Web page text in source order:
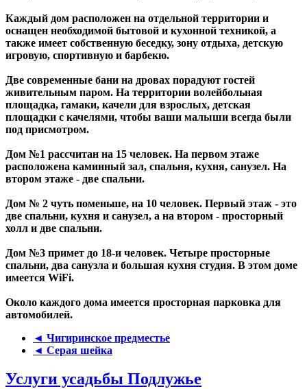
Каждый дом расположен на отдельной территории и
оснащен необходимой бытовой и кухонной техникой, а
также имеет собственную беседку, зону отдыха, детскую
игровую, спортивную и барбекю.
Две современные бани на дровах порадуют гостей
живительным паром. На территории волейбольная
площадка, гамаки, качели для взрослых, детская
площадки с качелями, чтобы ваши малыши всегда были
под присмотром.
Дом №1 рассчитан на 15 человек. На первом этаже
расположена каминный зал, спальня, кухня, санузел. На
втором этаже - две спальни.
Дом № 2 чуть поменьше, на 10 человек. Первый этаж - это
две спальни, кухня и санузел, а на втором - просторный
холл и две спальни.
Дом №3 примет до 18-и человек. Четыре просторные
спальни, два санузла и большая кухня студия. В этом доме
имеется WiFi.
Около каждого дома имеется просторная парковка для
автомобилей.
◄ Чигиринское предместье
◄ Серая шейка
Услуги усадьбы Подлужье